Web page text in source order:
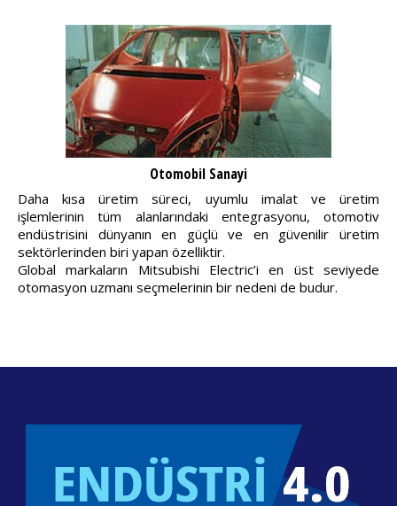
Otomobil Sanayi
Daha kısa üretim süreci, uyumlu imalat ve üretim
işlemlerinin tüm alanlarındaki entegrasyonu, otomotiv
endüstrisini dünyanın en güçlü ve en güvenilir üretim
sektörlerinden biri yapan özelliktir.
Global markaların Mitsubishi Electric’i en üst seviyede
otomasyon uzmanı seçmelerinin bir nedeni de budur.